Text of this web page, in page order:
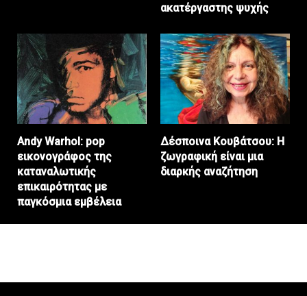
ακατέργαστης ψυχής
Andy Warhol: pop
εικονογράφος της
καταναλωτικής
επικαιρότητας με
παγκόσμια εμβέλεια
Δέσποινα Κουβάτσου: Η
ζωγραφική είναι μια
διαρκής αναζήτηση